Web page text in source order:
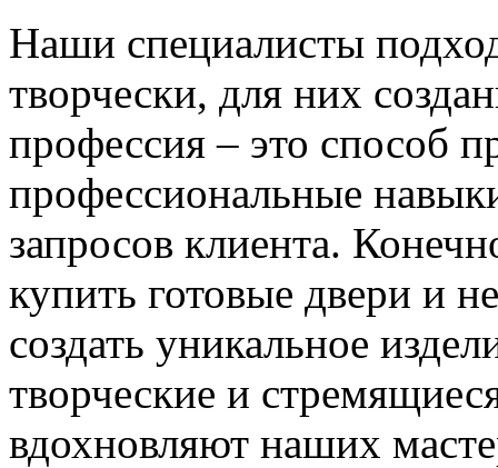
Наши специалисты
творчески, для них
профессия – это способ
профессиональные
запросов клиента.
купить готовые двери и
создать уникальное
творческие и
вдохновляют наших